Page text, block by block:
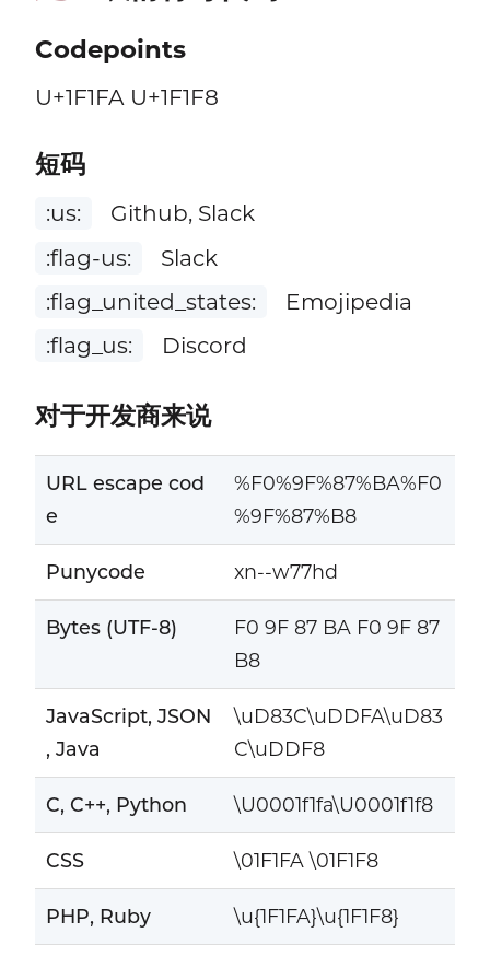
Codepoints
U+1F1FA U+1F1F8
短码
:us:
Github, Slack
:flag-us:
Slack
:flag_united_states:
Emojipedia
:flag_us:
Discord
对于开发商来说
URL escape cod
e
%F0%9F%87%BA%F0
%9F%87%B8
Punycode xn--w77hd
Bytes (UTF-8)
F0 9F 87 BA F0 9F 87
B8
JavaScript, JSON
, Java
\uD83C\uDDFA\uD83
C\uDDF8
C, C++, Python \U0001f1fa\U0001f1f8
CSS \01F1FA \01F1F8
PHP, Ruby \u{1F1FA}\u{1F1F8}